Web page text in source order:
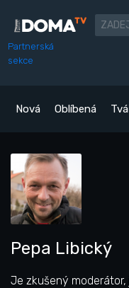
Partnerská
sekce
Nová Oblíbená
Pepa Libický
Je zkušený